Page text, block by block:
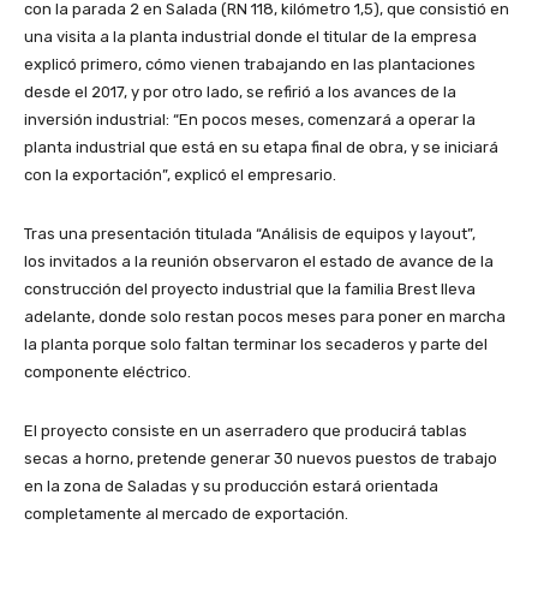
con la parada 2 en Salada (RN 118, kilómetro 1,5), que consistió en
una visita a la planta industrial donde el titular de la empresa
explicó primero, cómo vienen trabajando en las plantaciones
desde el 2017, y por otro lado, se refirió a los avances de la
inversión industrial: “En pocos meses, comenzará a operar la
planta industrial que está en su etapa final de obra, y se iniciará
con la exportación”, explicó el empresario.
Tras una presentación titulada “Análisis de equipos y layout”,
los invitados a la reunión observaron el estado de avance de la
construcción del proyecto industrial que la familia Brest lleva
adelante, donde solo restan pocos meses para poner en marcha
la planta porque solo faltan terminar los secaderos y parte del
componente eléctrico.
El proyecto consiste en un aserradero que producirá tablas
secas a horno, pretende generar 30 nuevos puestos de trabajo
en la zona de Saladas y su producción estará orientada
completamente al mercado de exportación.